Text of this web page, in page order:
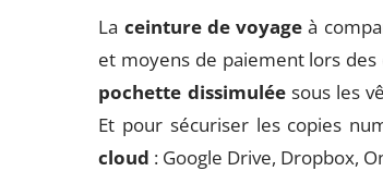
La ceinture de voyage à
et moyens de paiement lors des
pochette dissimuléesous les
Et pour sécuriser les copies
cloud : Google Drive, Dropbox,